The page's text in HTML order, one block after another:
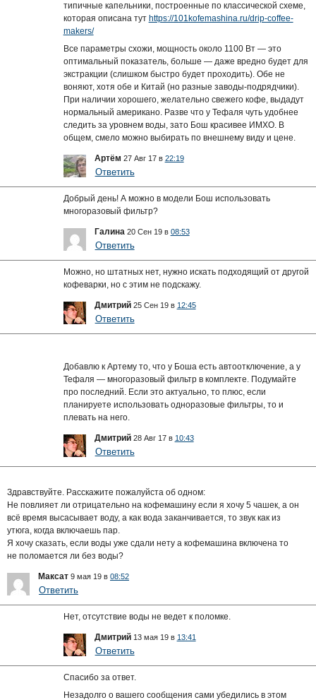
типичные капельники, построенные по классической схеме,
которая описана тут https://101kofemashina.ru/drip-coffee-
makers/
Все параметры схожи, мощность около 1100 Вт — это
оптимальный показатель, больше — даже вредно будет для
экстракции (слишком быстро будет проходить). Обе не
воняют, хотя обе и Китай (но разные заводы-подрядчики).
При наличии хорошего, желательно свежего кофе, выдадут
нормальный американо. Разве что у Тефаля чуть удобнее
следить за уровнем воды, зато Бош красивее ИМХО. В
общем, смело можно выбирать по внешнему виду и цене.
Артём 27 Авг 17 в 22:19
Ответить
Добрый день! А можно в модели Бош использовать
многоразовый фильтр?
Галина 20 Сен 19 в 08:53
Ответить
Можно, но штатных нет, нужно искать подходящий от другой
кофеварки, но с этим не подскажу.
Дмитрий 25 Сен 19 в 12:45
Ответить
Добавлю к Артему то, что у Боша есть автоотключение, а у
Тефаля — многоразовый фильтр в комплекте. Подумайте
про последний. Если это актуально, то плюс, если
планируете использовать одноразовые фильтры, то и
плевать на него.
Дмитрий 28 Авг 17 в 10:43
Ответить
Здравствуйте. Расскажите пожалуйста об одном:
Не повлияет ли отрицательно на кофемашину если я хочу 5 чашек, а он
всё время высасывает воду, а как вода заканчивается, то звук как из
утюга, когда включаешь пар.
Я хочу сказать, если воды уже сдали нету а кофемашина включена то
не поломается ли без воды?
Максат 9 мая 19 в 08:52
Ответить
Нет, отсутствие воды не ведет к поломке.
Дмитрий 13 мая 19 в 13:41
Ответить
Спасибо за ответ.
Незадолго о вашего сообщения сами убедились в этом